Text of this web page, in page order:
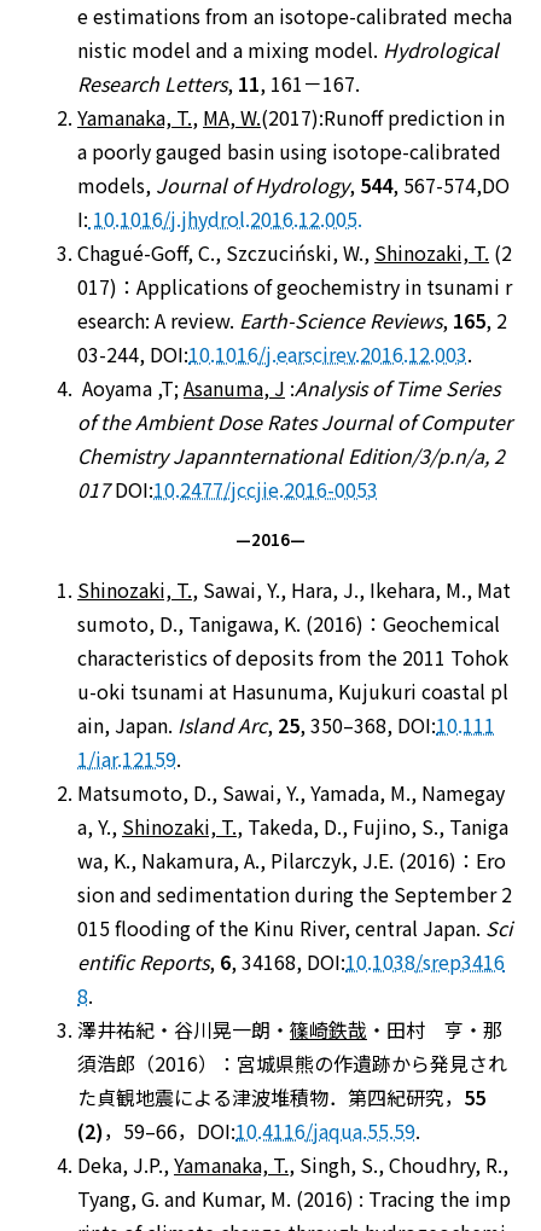
e estimations from an isotope-calibrated mecha
nistic model and a mixing model. Hydrological
Research Letters, 11, 161－167.
Yamanaka, T., MA, W.(2017):Runoff prediction in
a poorly gauged basin using isotope-calibrated
models, Journal of Hydrology, 544, 567-574,DO
I: 10.1016/j.jhydrol.2016.12.005.
Chagué-Goff, C., Szczuciński, W., Shinozaki, T. (2
017)：Applications of geochemistry in tsunami r
esearch: A review. Earth-Science Reviews, 165, 2
03-244, DOI:10.1016/j.earscirev.2016.12.003.
Aoyama ,T;Asanuma, J :Analysis of Time Series
of the Ambient Dose Rates Journal of Computer
Chemistry Japannternational Edition/3/p.n/a, 2
017DOI:10.2477/jccjie.2016-0053
—2016—
Shinozaki, T., Sawai, Y., Hara, J., Ikehara, M., Mat
sumoto, D., Tanigawa, K. (2016)：Geochemical
characteristics of deposits from the 2011 Tohok
u-oki tsunami at Hasunuma, Kujukuri coastal pl
ain, Japan. Island Arc, 25, 350–368, DOI:10.111
1/iar.12159.
Matsumoto, D., Sawai, Y., Yamada, M., Namegay
a, Y., Shinozaki, T., Takeda, D., Fujino, S., Taniga
wa, K., Nakamura, A., Pilarczyk, J.E. (2016)：Ero
sion and sedimentation during the September 2
015 flooding of the Kinu River, central Japan. Sci
entific Reports, 6, 34168, DOI:10.1038/srep3416
8.
澤井祐紀・谷川晃一朗・ 篠崎鉄哉 ・田村 亨・那
須浩郎（2016）：宮城県熊の作遺跡から発見され
た貞観地震による津波堆積物．第四紀研究， 55
(2)，59–66，DOI:10.4116/jaqua.55.59.
Deka, J.P.,Yamanaka, T., Singh, S., Choudhry, R.,
Tyang, G. and Kumar, M. (2016) : Tracing the imp